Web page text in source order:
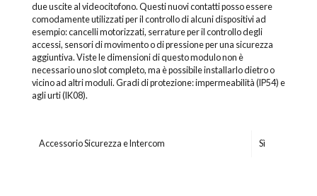
due uscite al videocitofono. Questi nuovi contatti posso essere
comodamente utilizzati per il controllo di alcuni dispositivi ad
esempio: cancelli motorizzati, serrature per il controllo degli
accessi, sensori di movimento o di pressione per una sicurezza
aggiuntiva. Viste le dimensioni di questo modulo non è
necessario uno slot completo, ma è possibile installarlo dietro o
vicino ad altri moduli. Gradi di protezione: impermeabilità (IP54) e
agli urti (IK08).
Accessorio Sicurezza e Intercom Sì